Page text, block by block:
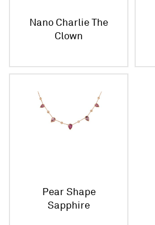
Nano Charlie The
Clown
Pear Shape
Sapphire